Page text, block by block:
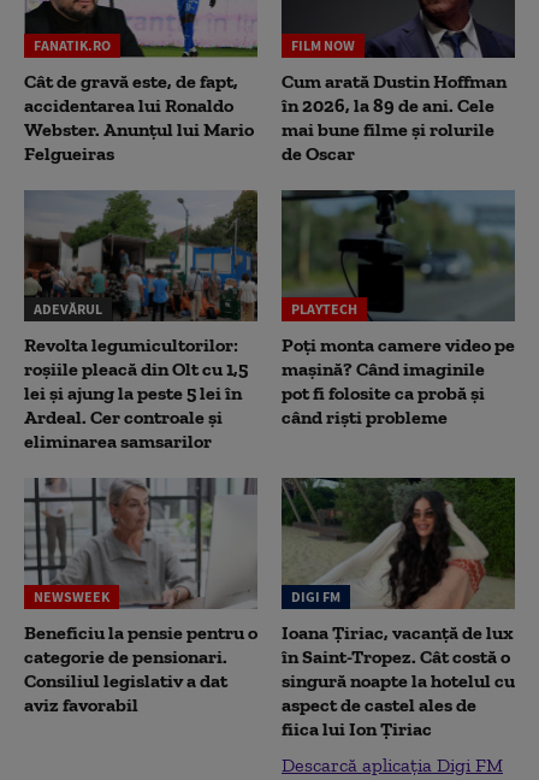
FANATIK.RO
Cât de gravă este, de fapt,
accidentarea lui Ronaldo
Webster. Anunțul lui Mario
Felgueiras
FILM NOW
Cum arată Dustin Hoffman
în 2026, la 89 de ani. Cele
mai bune filme și rolurile
de Oscar
ADEVĂRUL
Revolta legumicultorilor:
roșiile pleacă din Olt cu 1,5
lei și ajung la peste 5 lei în
Ardeal. Cer controale și
eliminarea samsarilor
PLAYTECH
Poți monta camere video pe
mașină? Când imaginile
pot fi folosite ca probă și
când riști probleme
NEWSWEEK
Beneficiu la pensie pentru o
categorie de pensionari.
Consiliul legislativ a dat
aviz favorabil
DIGI FM
Ioana Țiriac, vacanță de lux
în Saint-Tropez. Cât costă o
singură noapte la hotelul cu
aspect de castel ales de
fiica lui Ion Țiriac
Descarcă aplicația Digi FM